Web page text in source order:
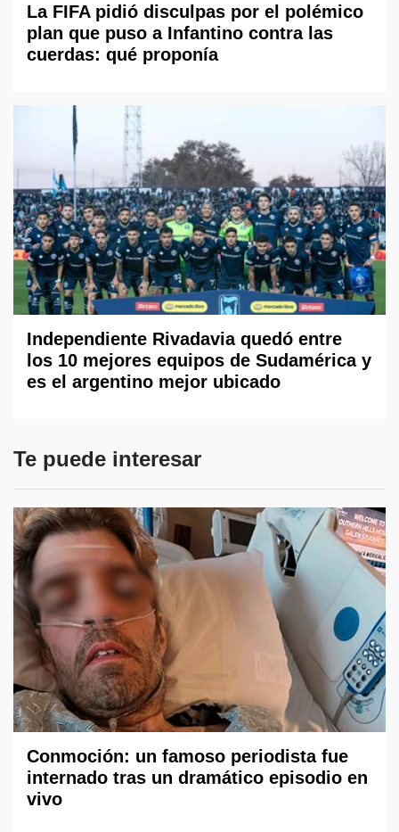
La FIFA pidió disculpas por el polémico
plan que puso a Infantino contra las
cuerdas: qué proponía
Independiente Rivadavia quedó entre
los 10 mejores equipos de Sudamérica y
es el argentino mejor ubicado
Te puede interesar
Conmoción: un famoso periodista fue
internado tras un dramático episodio en
vivo